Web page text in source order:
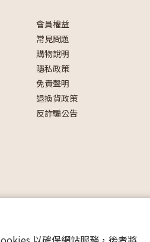
會員權益
常見問題
購物說明
隱私政策
免責聲明
退換貨政策
反詐騙公告